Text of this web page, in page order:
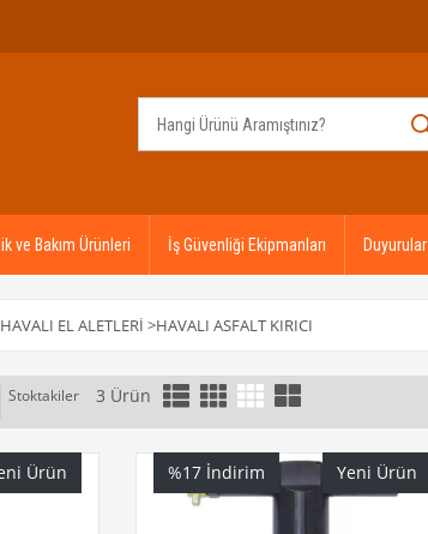
ve Bakım Ürünleri İş Güvenliği Ekipmanları Duyurular
HAVALI EL ALETLERI >HAVALI ASFALT KIRICI
Stoktakiler 3 Ürün
Ürün %17 İndirim Yeni Ürün